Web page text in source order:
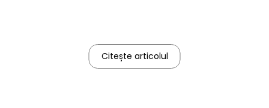
Citește articolul